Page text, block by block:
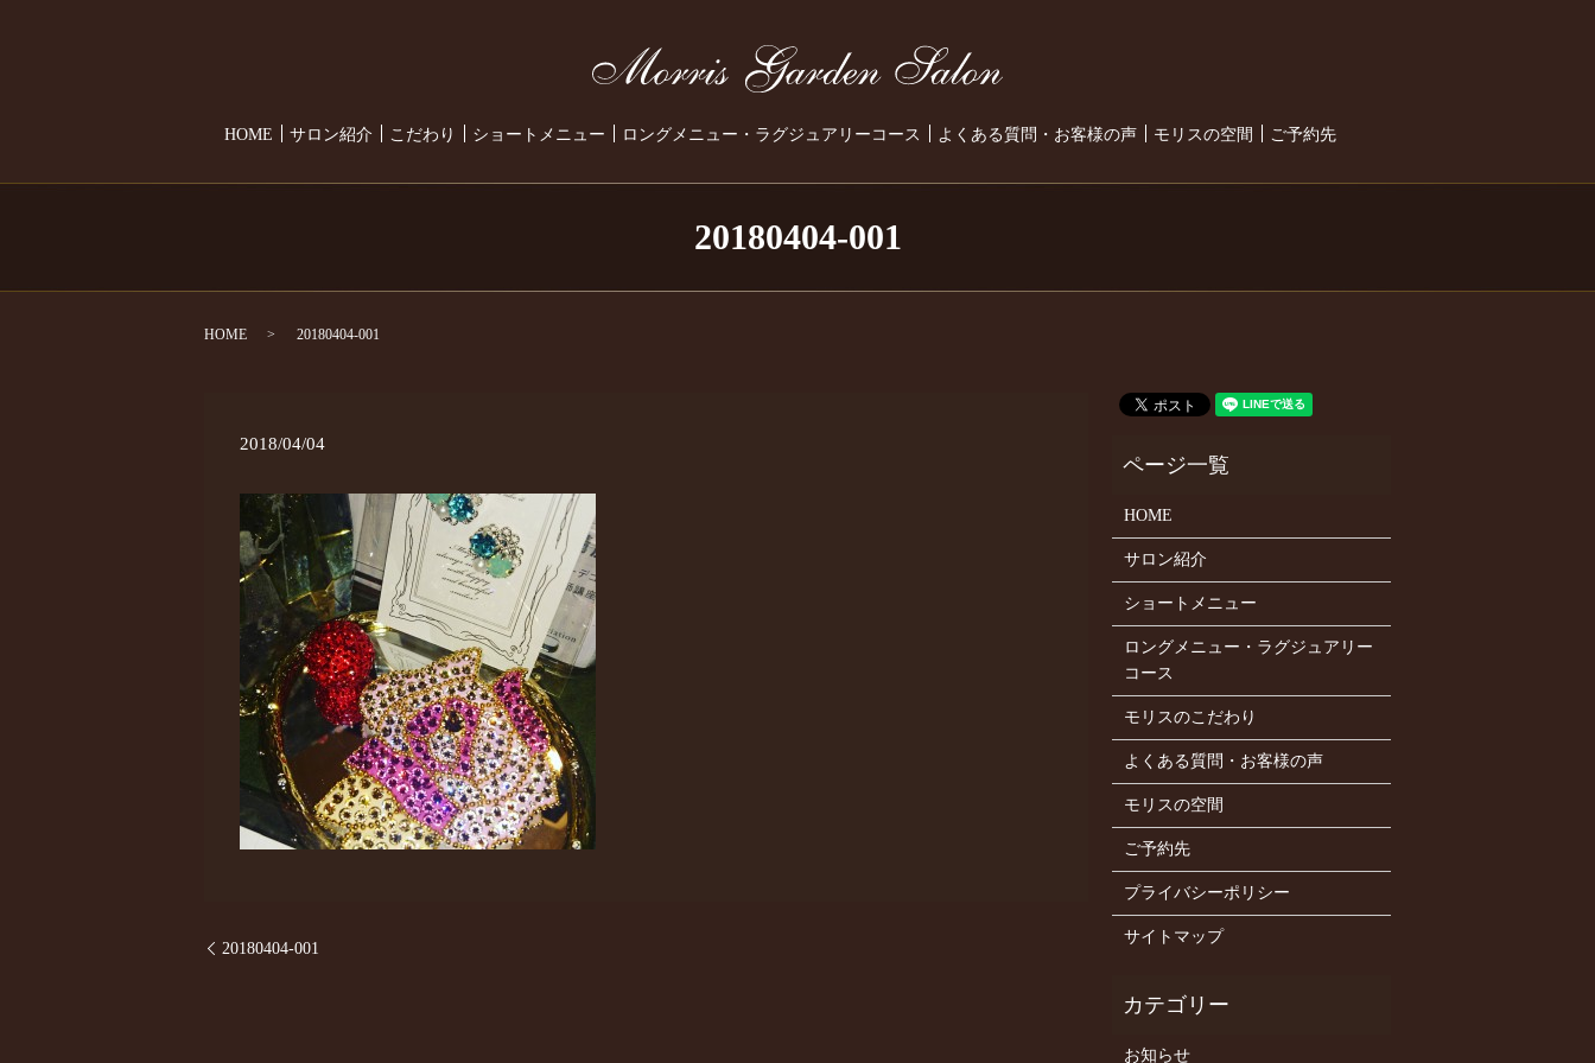
HOME サロン紹介 こだわり ショートメニュー ロングメニュー・ラグジュアリーコース よくある質問・お客様の声 モリスの空間 ご予約先
20180404-001
HOME 20180404-001
2018/04/04
20180404-001
HOME
サロン紹介
ショートメニュー
ロングメニュー・ラグジュアリー
コース
モリスのこだわり
よくある質問・お客様の声
モリスの空間
ご予約先
プライバシーポリシー
サイトマップ
お知らせ